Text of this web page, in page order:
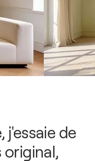
j'essaie de
original,